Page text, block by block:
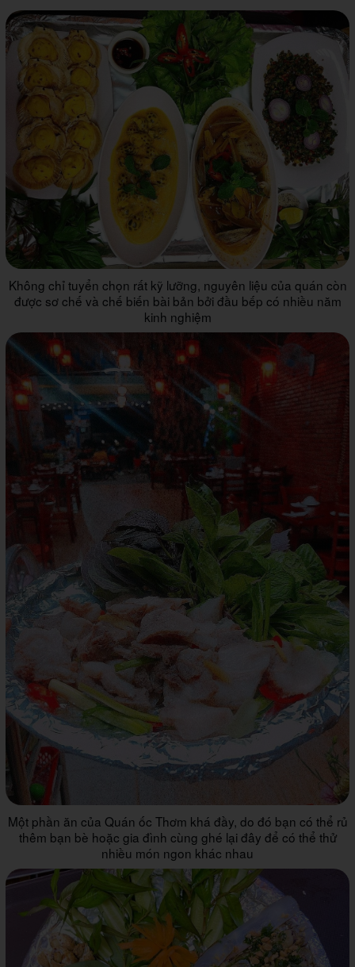
Không chỉ tuyển chọn rất kỹ lưỡng, nguyên liệu của quán còn
được sơ chế và chế biến bài bản bởi đầu bếp có nhiều năm
kinh nghiệm
Một phần ăn của Quán ốc Thơm khá đầy, do đó bạn có thể rủ
thêm bạn bè hoặc gia đình cùng ghé lại đây để có thể thử
nhiều món ngon khác nhau